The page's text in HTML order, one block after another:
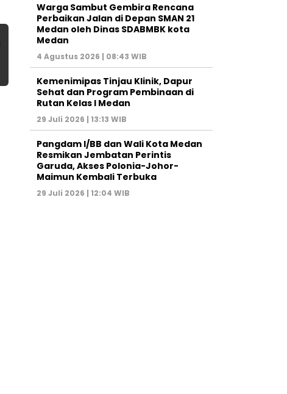
Warga Sambut Gembira Rencana
Perbaikan Jalan di Depan SMAN 21
Medan oleh Dinas SDABMBK kota
Medan
4 Agustus 2026 | 08:43 WIB
Kemenimipas Tinjau Klinik, Dapur
Sehat dan Program Pembinaan di
Rutan Kelas I Medan
29 Juli 2026 | 13:13 WIB
Pangdam I/BB dan Wali Kota Medan
Resmikan Jembatan Perintis
Garuda, Akses Polonia-Johor-
Maimun Kembali Terbuka
29 Juli 2026 | 12:04 WIB